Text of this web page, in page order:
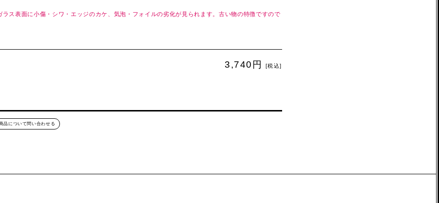
ラス表面に小傷・シワ・エッジのカケ、気泡・フォイルの劣化が見られます。古い物の特徴ですので
3,740円 [税込]
品について問い合わせる